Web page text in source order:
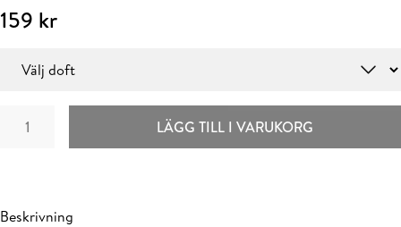
159 kr
LÄGG TILL I VARUKORG
Beskrivning